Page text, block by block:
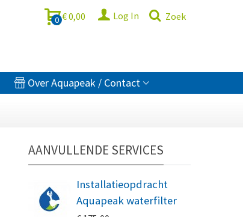
0 € 0,00 Log In Zoek
Over Aquapeak / Contact
AANVULLENDE SERVICES
Installatieopdracht
Aquapeak waterfilter